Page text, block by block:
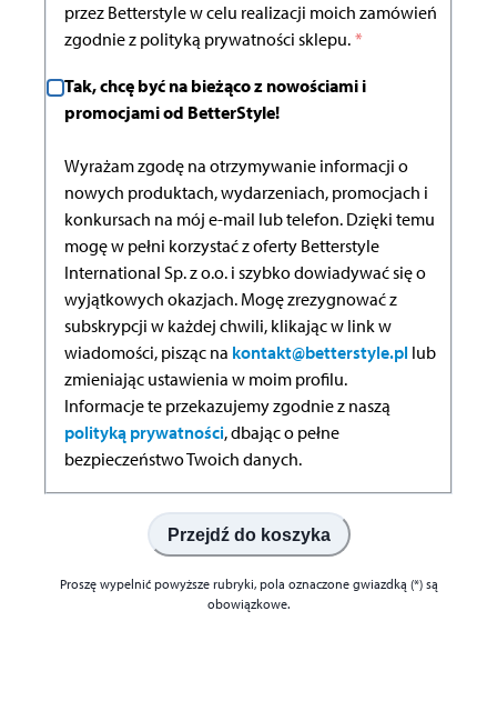
przez Betterstyle w celu realizacji moich zamówień
zgodnie z polityką prywatności sklepu. *
Tak, chcę być na bieżąco z nowościami i
promocjami od BetterStyle!
Wyrażam zgodę na otrzymywanie informacji o
nowych produktach, wydarzeniach, promocjach i
konkursach na mój e-mail lub telefon. Dzięki temu
mogę w pełni korzystać z oferty Betterstyle
International Sp. z o.o. i szybko dowiadywać się o
wyjątkowych okazjach. Mogę zrezygnować z
subskrypcji w każdej chwili, klikając w link w
wiadomości, pisząc na kontakt@betterstyle.pl lub
zmieniając ustawienia w moim profilu.
Informacje te przekazujemy zgodnie z naszą
polityką prywatności, dbając o pełne
bezpieczeństwo Twoich danych.
Przejdź do koszyka
Proszę wypelnić powyższe rubryki, pola oznaczone gwiazdką (*) są
obowiązkowe.